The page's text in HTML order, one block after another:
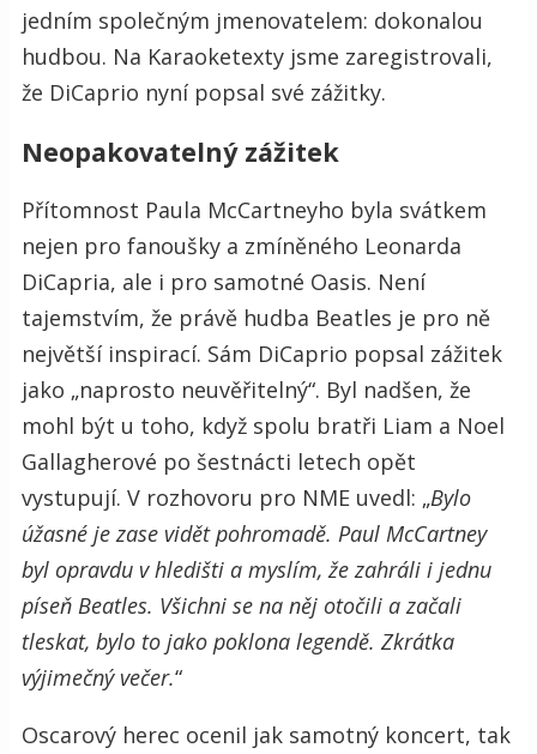
jedním společným jmenovatelem: dokonalou
hudbou. Na Karaoketexty jsme zaregistrovali,
že DiCaprio nyní popsal své zážitky.
Neopakovatelný zážitek
Přítomnost Paula McCartneyho byla svátkem
nejen pro fanoušky a zmíněného Leonarda
DiCapria, ale i pro samotné Oasis. Není
tajemstvím, že právě hudba Beatles je pro ně
největší inspirací. Sám DiCaprio popsal zážitek
jako „naprosto neuvěřitelný“. Byl nadšen, že
mohl být u toho, když spolu bratři Liam a Noel
Gallagherové po šestnácti letech opět
vystupují. V rozhovoru pro NME uvedl: „Bylo
úžasné je zase vidět pohromadě. Paul McCartney
byl opravdu v hledišti a myslím, že zahráli i jednu
píseň Beatles. Všichni se na něj otočili a začali
tleskat, bylo to jako poklona legendě. Zkrátka
výjimečný večer.“
Oscarový herec ocenil jak samotný koncert, tak